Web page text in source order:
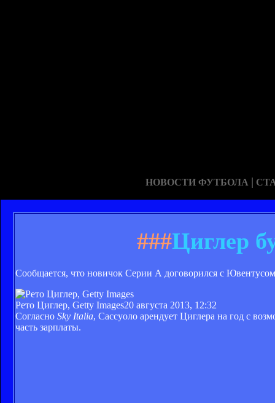
НОВОСТИ ФУТБОЛА |
###Циглер
Сообщается, что новичок Серии А договорился с
Рето Циглер, Getty Images20 августа 2013, 12:32
Согласно Sky Italia, Сассуоло арендует Циглера на год с
часть зарплаты.